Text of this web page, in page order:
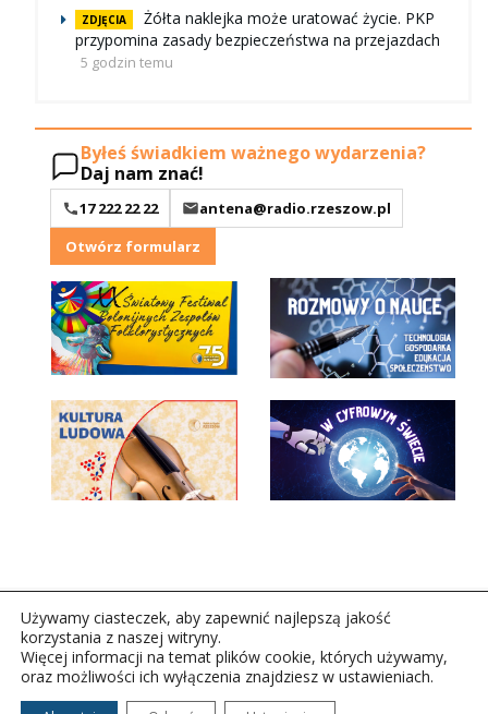
ZDJĘCIA
Żółta naklejka może uratować życie. PKP
przypomina zasady bezpieczeństwa na przejazdach
5 godzin temu
Byłeś świadkiem ważnego wydarzenia?
Daj nam znać!
17 222 22 22
antena@radio.rzeszow.pl
Otwórz formularz
Copyright © 2026Polskie Radio Rzeszów S.A. w likwidacj.
Używamy ciasteczek, aby zapewnić najlepszą jakość
korzystania z naszej witryny.
Więcej informacji na temat plików cookie, których używamy,
oraz możliwości ich wyłączenia znajdziesz w ustawieniach.